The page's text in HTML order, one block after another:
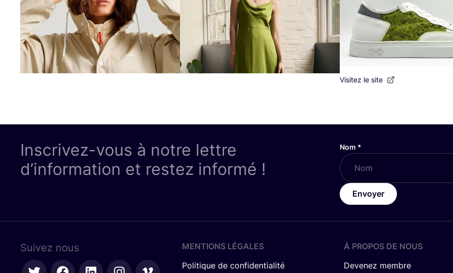
Visitez le site
Inscrivez-vous à notre lettre
d’information et restez informé !
Nom *
Envoyer
Suivez nous
MENTIONS LÉGALES
Politique de confidentialité
Á PROPOS DE NOUS
Devenez membre